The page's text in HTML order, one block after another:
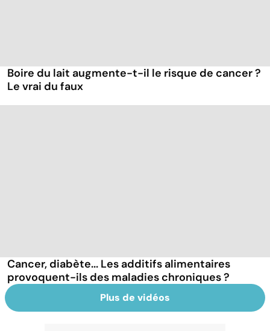
Boire du lait augmente-t-il le risque de cancer ?
Le vrai du faux
Cancer, diabète... Les additifs alimentaires
provoquent-ils des maladies chroniques ?
Plus de vidéos